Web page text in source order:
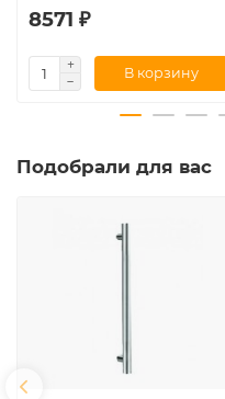
8571 ₽
В корзину
Подобрали для вас